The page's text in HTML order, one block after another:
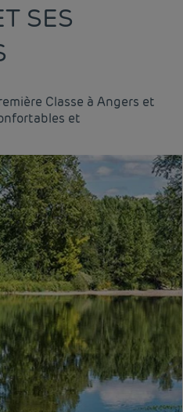
SES
Classe à Angers et
et